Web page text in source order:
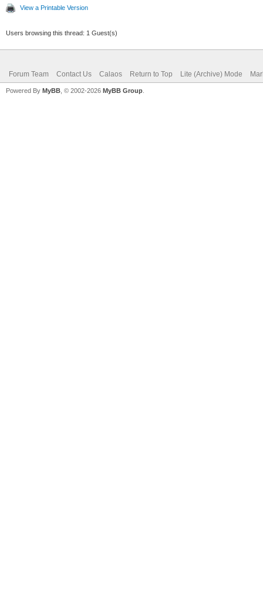
View a Printable Version
Users browsing this thread: 1 Guest(s)
Forum Team Contact Us Calaos Return to Top Lite (Archive) Mode
Powered By MyBB , © 2002-2026 MyBB Group